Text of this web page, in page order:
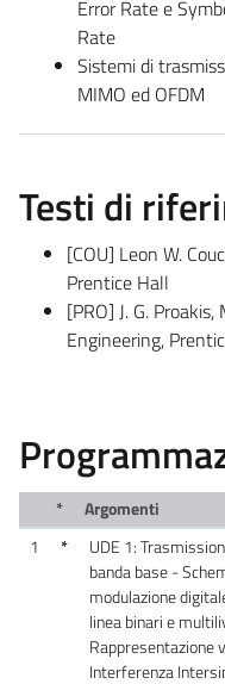
Error Rate e
Rate
Sistemi di
MIMO ed OFDM
Testi di
[COU] Leon W.
Prentice Hall
[PRO] J. G.
Engineering,
* Argomenti
1
*
UDE 1:
banda base -
modulazione
linea binari e
Rappresentazione
Interferenza